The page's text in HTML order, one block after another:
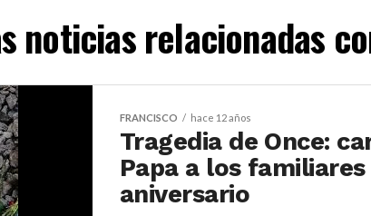
noticias relacionadas
FRANCISCO hace 12 años
Tragedia de Once:
Papa a los
aniversario